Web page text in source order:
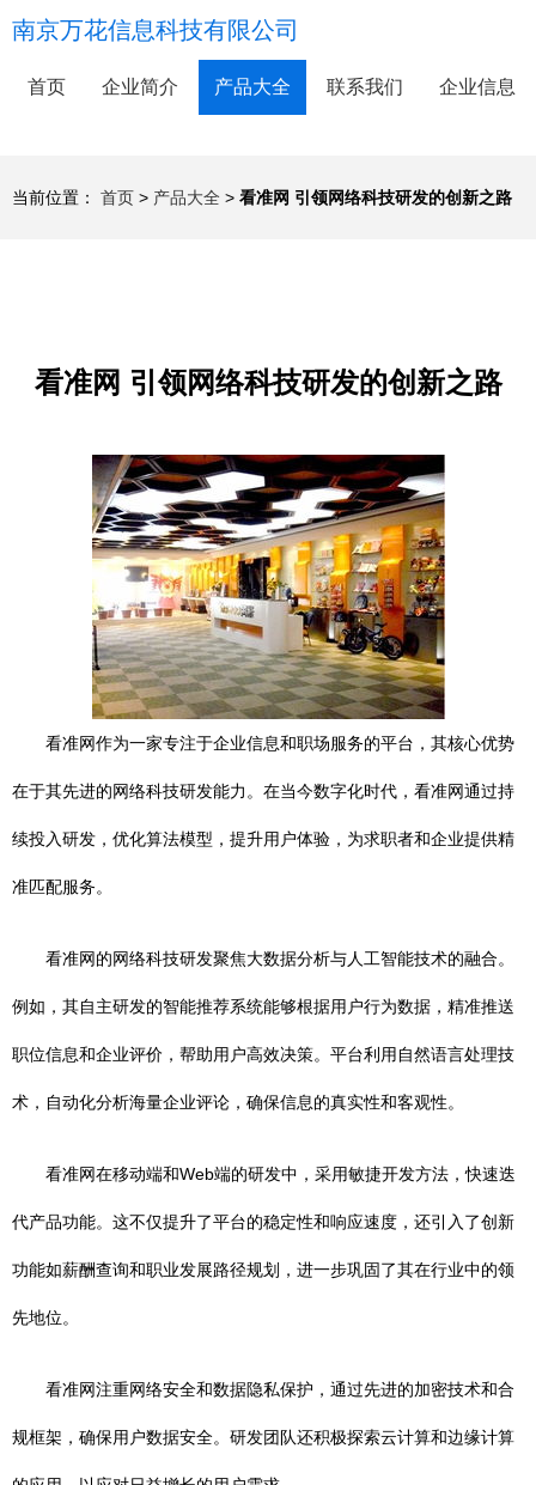
南京万花信息科技有限公司
首页 企业简介 产品大全 联系我们 企业信息
当前位置： 首页 > 产品大全 > 看准网 引领网络科技研发的创新之路
看准网 引领网络科技研发的创新之路
看准网作为一家专注于企业信息和职场服务的平台，其核心优势
在于其先进的网络科技研发能力。在当今数字化时代，看准网通过持
续投入研发，优化算法模型，提升用户体验，为求职者和企业提供精
准匹配服务。
看准网的网络科技研发聚焦大数据分析与人工智能技术的融合。
例如，其自主研发的智能推荐系统能够根据用户行为数据，精准推送
职位信息和企业评价，帮助用户高效决策。平台利用自然语言处理技
术，自动化分析海量企业评论，确保信息的真实性和客观性。
看准网在移动端和Web端的研发中，采用敏捷开发方法，快速迭
代产品功能。这不仅提升了平台的稳定性和响应速度，还引入了创新
功能如薪酬查询和职业发展路径规划，进一步巩固了其在行业中的领
先地位。
看准网注重网络安全和数据隐私保护，通过先进的加密技术和合
规框架，确保用户数据安全。研发团队还积极探索云计算和边缘计算